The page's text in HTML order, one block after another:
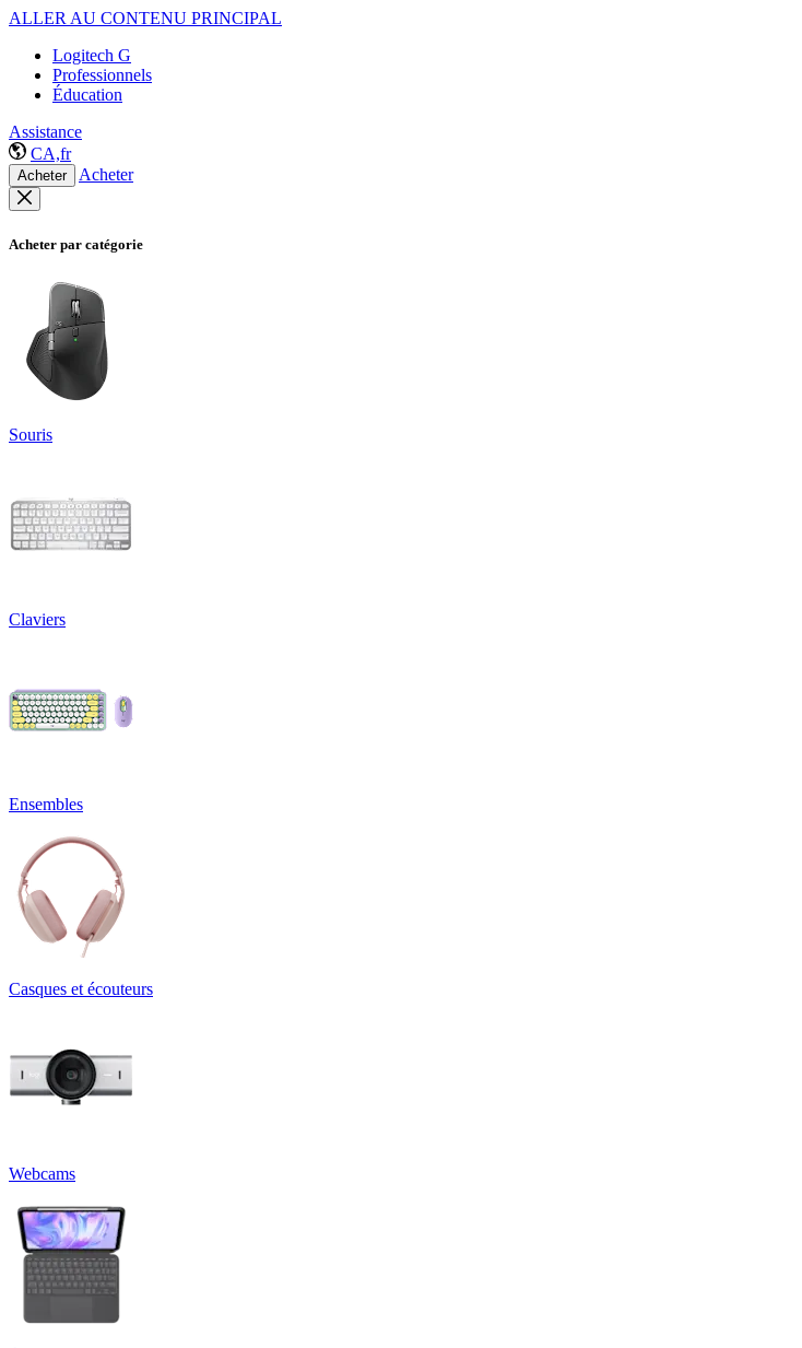
ALLER AU CONTENU PRINCIPAL
Logitech G
Professionnels
Éducation
Assistance
CA,fr
Acheter Acheter
Acheter par catégorie
Souris
Claviers
Ensembles
Casques et écouteurs
Webcams